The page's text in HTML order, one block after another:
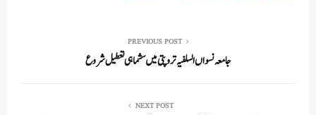
ha
ce
ok
wi
r
nk
In
m
PREVIOUS POST
جامعہ نسواں السلفیہ تروپتی میں سشماہی تعطیل شروع
NEXT POST